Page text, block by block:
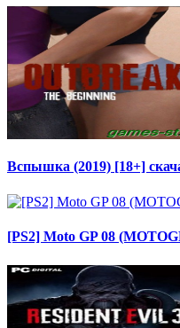
Вспышка (2019) [18+]
[PS2] Moto GP 08